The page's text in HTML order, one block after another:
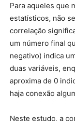
Para aqueles que
estatísticos, não
correlação
um número final
negativo) indica
duas variáveis,
aproxima de 0
haja conexão
Neste estudo, a